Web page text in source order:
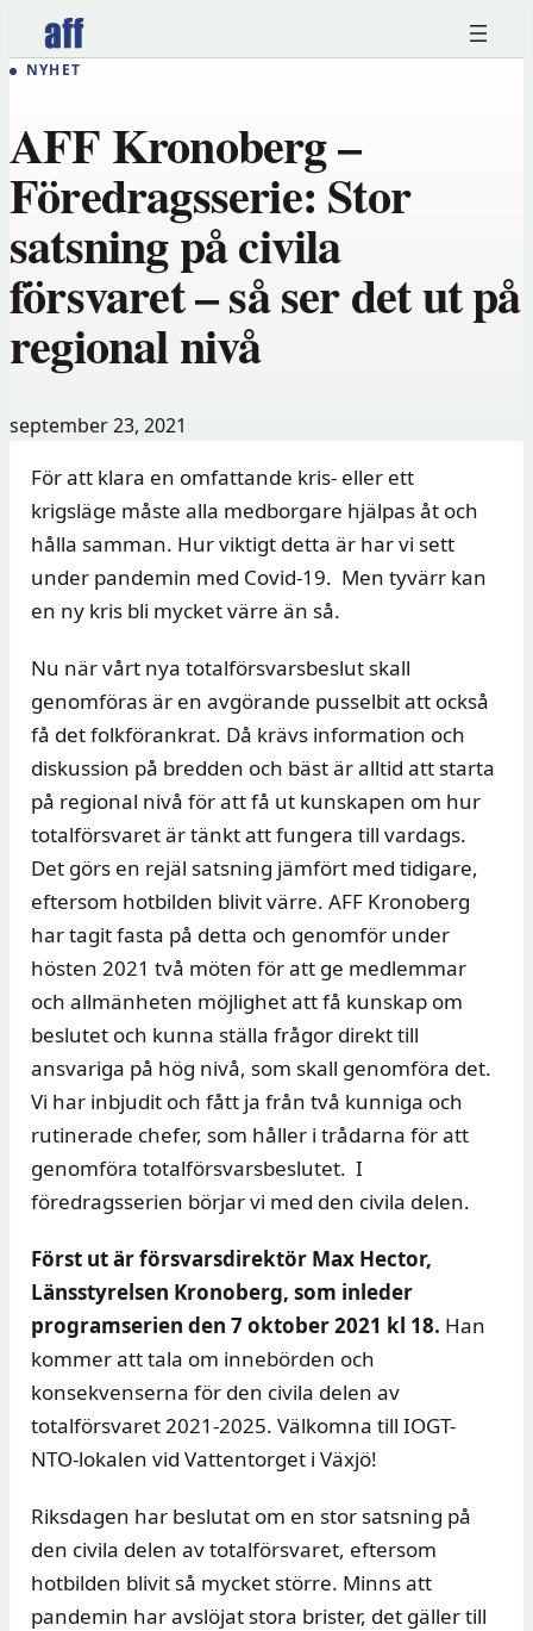
Hoppa
till
innehåll
NYHET
AFF Kronoberg –
Föredragsserie: Stor
satsning på civila
försvaret – så ser det ut på
regional nivå
september 23, 2021
För att klara en omfattande kris- eller ett
krigsläge måste alla medborgare hjälpas åt och
hålla samman. Hur viktigt detta är har vi sett
under pandemin med Covid-19. Men tyvärr kan
en ny kris bli mycket värre än så.
Nu när vårt nya totalförsvarsbeslut skall
genomföras är en avgörande pusselbit att också
få det folkförankrat. Då krävs information och
diskussion på bredden och bäst är alltid att starta
på regional nivå för att få ut kunskapen om hur
totalförsvaret är tänkt att fungera till vardags.
Det görs en rejäl satsning jämfört med tidigare,
eftersom hotbilden blivit värre. AFF Kronoberg
har tagit fasta på detta och genomför under
hösten 2021 två möten för att ge medlemmar
och allmänheten möjlighet att få kunskap om
beslutet och kunna ställa frågor direkt till
ansvariga på hög nivå, som skall genomföra det.
Vi har inbjudit och fått ja från två kunniga och
rutinerade chefer, som håller i trådarna för att
genomföra totalförsvarsbeslutet. I
föredragsserien börjar vi med den civila delen.
Först ut ärförsvarsdirektör Max Hector,
Länsstyrelsen Kronoberg, som inleder
programserien den 7 oktober 2021 kl 18. Han
kommer att tala om innebörden och
konsekvenserna för den civila delen av
totalförsvaret 2021-2025. Välkomna till IOGT-
NTO-lokalen vid Vattentorget i Växjö!
Riksdagen har beslutat om en stor satsning på
den civila delen av totalförsvaret, eftersom
hotbilden blivit så mycket större. Minns att
pandemin har avslöjat stora brister, det gäller till